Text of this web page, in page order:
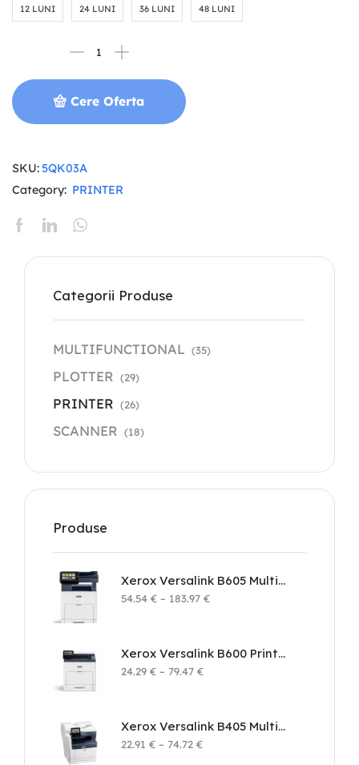
12 LUNI 24 LUNI 36 LUNI 48 LUNI
Cere Oferta
SKU:5QK03A
Category: PRINTER
Categorii Produse
MULTIFUNCTIONAL (35)
PLOTTER (29)
PRINTER (26)
SCANNER (18)
Produse
Xerox Versalink B605 Multifunction Printer
54.54 € – 183.97 €
Xerox Versalink B600 Printer
24.29 € – 79.47 €
Xerox Versalink B405 Multifunction Printer
22.91 € – 74.72 €